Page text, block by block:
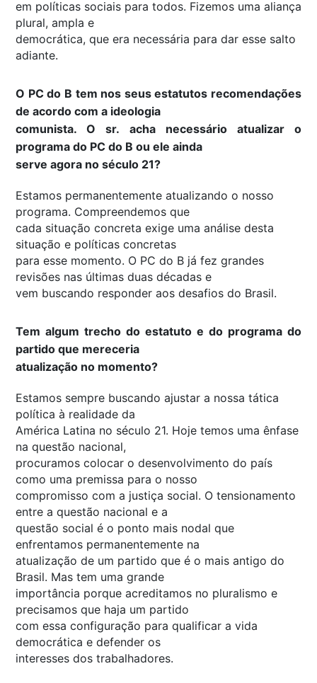
em políticas sociais para todos. Fizemos uma aliança
plural, ampla e
democrática, que era necessária para dar esse salto
adiante.
O PC do B tem nos seus estatutos recomendações
de acordo com a ideologia
comunista. O sr. acha necessário atualizar o
programa do PC do B ou ele ainda
serve agora no século 21?
Estamos permanentemente atualizando o nosso
programa. Compreendemos que
cada situação concreta exige uma análise desta
situação e políticas concretas
para esse momento. O PC do B já fez grandes
revisões nas últimas duas décadas e
vem buscando responder aos desafios do Brasil.
Tem algum trecho do estatuto e do programa do
partido que mereceria
atualização no momento?
Estamos sempre buscando ajustar a nossa tática
política à realidade da
América Latina no século 21. Hoje temos uma ênfase
na questão nacional,
procuramos colocar o desenvolvimento do país
como uma premissa para o nosso
compromisso com a justiça social. O tensionamento
entre a questão nacional e a
questão social é o ponto mais nodal que
enfrentamos permanentemente na
atualização de um partido que é o mais antigo do
Brasil. Mas tem uma grande
importância porque acreditamos no pluralismo e
precisamos que haja um partido
com essa configuração para qualificar a vida
democrática e defender os
interesses dos trabalhadores.